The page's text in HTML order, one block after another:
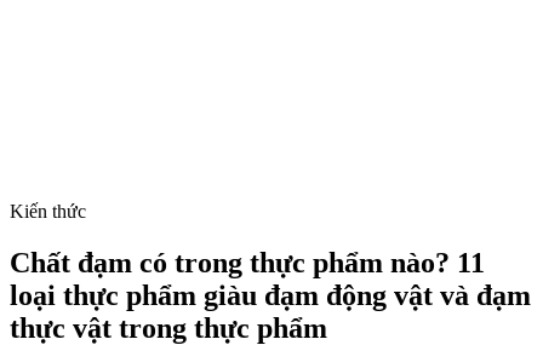
Kiến thức
Chất đạm có trong thực phẩm nào? 11
loại thực phẩm giàu đạm động vật và đạm
thực vật trong thực phẩm